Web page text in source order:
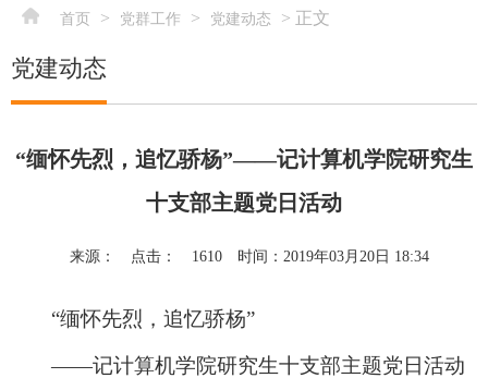
首页 > 党群工作 > 党建动态 > 正文
党建动态
“缅怀先烈，追忆骄杨”——记计算机学院研究生
十支部主题党日活动
来源： 点击： 1610 时间：2019年03月20日 18:34
“缅怀先烈，追忆骄杨”
——记计算机学院研究生十支部主题党日活动